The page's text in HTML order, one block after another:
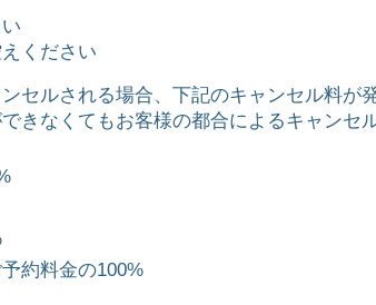
ください
セルされる場合、下記のキャンセル料が
きなくてもお客様の都合によるキャンセ
約料金の100%